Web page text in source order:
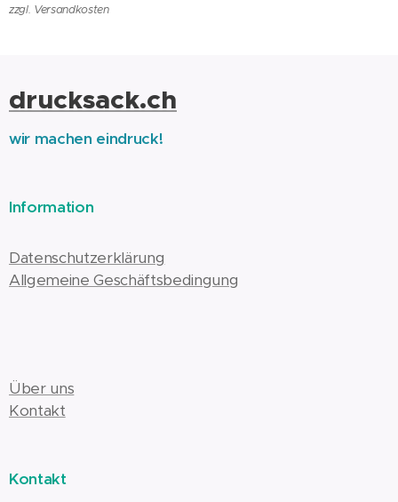
zzgl. Versandkosten
drucksack.ch
wir machen eindruck!
Information
Datenschutzerklärung
Allgemeine Geschäftsbedingung
Über uns
Kontakt
Kontakt